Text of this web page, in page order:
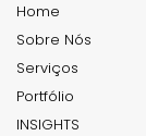
Home
Sobre Nós
Serviços
Portfólio
INSIGHTS